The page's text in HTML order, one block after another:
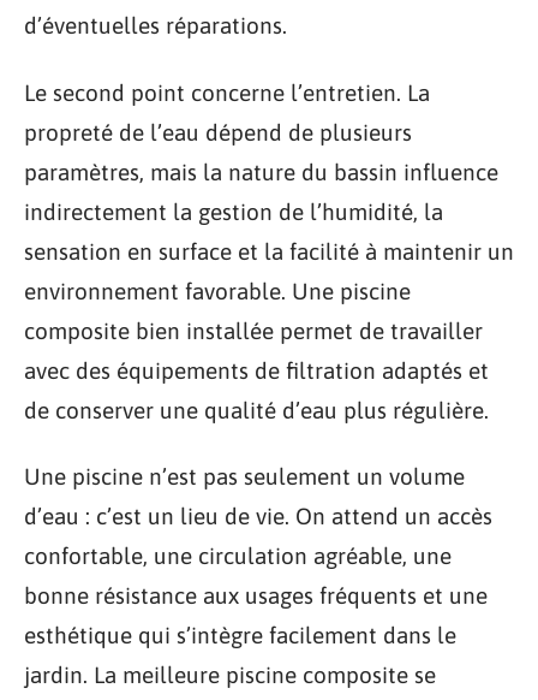
d’éventuelles réparations.
Le second point concerne l’entretien. La
propreté de l’eau dépend de plusieurs
paramètres, mais la nature du bassin influence
indirectement la gestion de l’humidité, la
sensation en surface et la facilité à maintenir un
environnement favorable. Une piscine
composite bien installée permet de travailler
avec des équipements de filtration adaptés et
de conserver une qualité d’eau plus régulière.
Une piscine n’est pas seulement un volume
d’eau : c’est un lieu de vie. On attend un accès
confortable, une circulation agréable, une
bonne résistance aux usages fréquents et une
esthétique qui s’intègre facilement dans le
jardin. La meilleure piscine composite se